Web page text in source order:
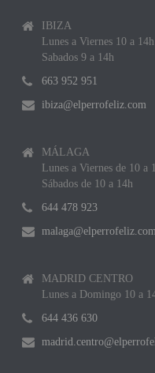
IBIZA
Lunes a Viernes 10 a
Sabados 9 a 14h
663 952 951
ibiza@elperrofeliz.com
MÁLAGA
Lunes a Viernes de 10 a
Sábados de 10 a 14h
644 478 923
malaga@elperrofeliz.com
MADRID CENTRO
Lunes a Domingo 10 a
644 436 630